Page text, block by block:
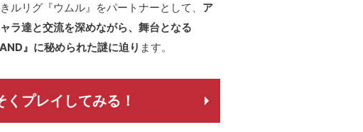
ルリグ『ウムル』をパートナーとして、 ア
ラ達と交流を深めながら、舞台となる
』に秘められた謎に迫り ます。
プレイしてみる！